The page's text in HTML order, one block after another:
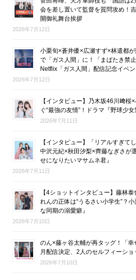
会を差し置いて監督を質問攻め！
開御礼舞台挨拶
2026年7月12日
小栗旬×蒼井優×広瀬すず×林遣都
で「ガス人間」に！「まばたき禁
Netflix「ガス人間」配信記念イベン
2026年7月12日
【インタビュー】乃木坂46川﨑桜
ぐ“最強の友情”！ドラマ『野球少女
2026年7月11日
【インタビュー】「リアルすぎて
中沢元紀×秋田汐梨×齊藤なぎさが
せになりたいマサムネ君』
2026年7月11日
【4ショットインタビュー】藤林
れんの正体は“うるさい小学生”？
な同期の溺愛癖』
2026年7月10日
のん×藤ヶ谷太輔が再タッグ！「
月配信決定、2人のセルフィーショ
2026年7月10日